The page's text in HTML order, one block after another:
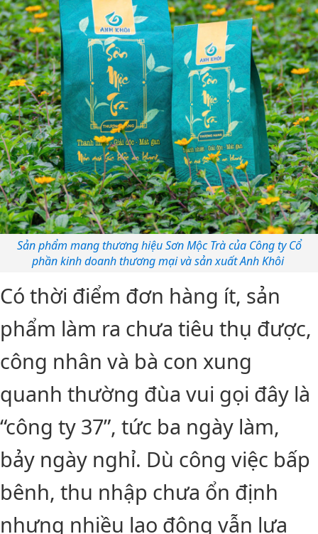
Sản phẩm mang thương hiệu Sơn Mộc Trà của Công ty Cổ
phần kinh doanh thương mại và sản xuất Anh Khôi
Có thời điểm đơn hàng ít, sản
phẩm làm ra chưa tiêu thụ được,
công nhân và bà con xung
quanh thường đùa vui gọi đây là
“công ty 37”, tức ba ngày làm,
bảy ngày nghỉ. Dù công việc bấp
bênh, thu nhập chưa ổn định
nhưng nhiều lao động vẫn lựa